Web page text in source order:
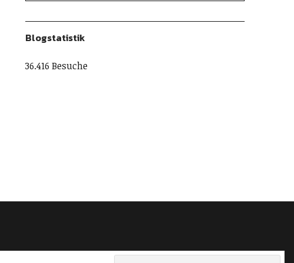
Blogstatistik
36.416 Besuche